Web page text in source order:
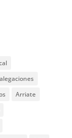
alegaciones
Arriate